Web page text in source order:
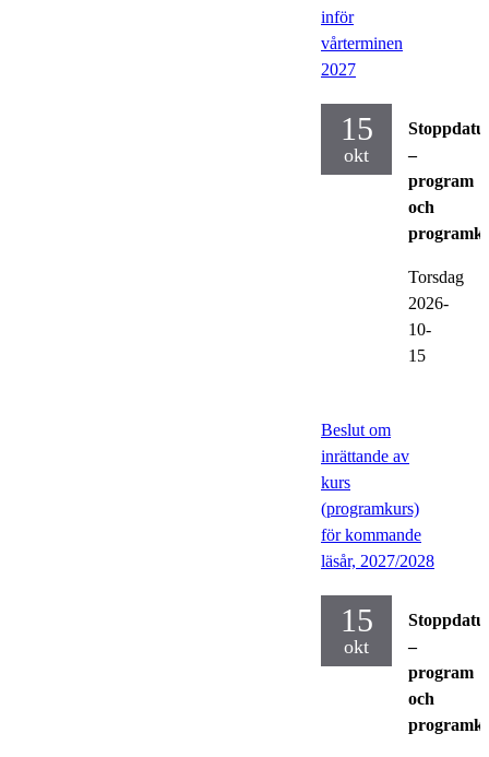
inför
vårterminen
2027
15
okt
–
program
och
Torsdag
2026-
10-
15
Beslut om
inrättande av
kurs
(programkurs)
för kommande
läsår, 2027/2028
15
okt
–
program
och